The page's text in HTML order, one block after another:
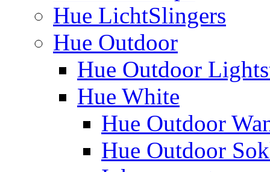
Hue LichtSlingers
Hue Outdoor
Hue Outdoor
Hue White
Hue Outdoor
Hue Outdoor